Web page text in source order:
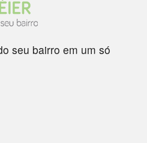
seu bairro em um só